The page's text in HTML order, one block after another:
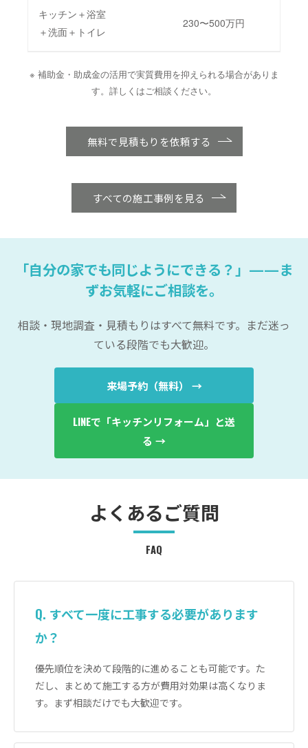
キッチン＋浴室
＋洗面＋トイレ
230〜500万円
※ 補助金・助成金の活用で実質費用を抑えられる場合がありま
す。詳しくはご相談ください。
無料で見積もりを依頼する
すべての施工事例を見る
「自分の家でも同じようにできる？」——ま
ずお気軽にご相談を。
相談・現地調査・見積もりはすべて無料です。まだ迷っ
ている段階でも大歓迎。
来場予約（無料） →
LINEで「キッチンリフォーム」と送
る →
よくあるご質問
FAQ
Q. すべて一度に工事する必要があります
か？
優先順位を決めて段階的に進めることも可能です。た
だし、まとめて施工する方が費用対効果は高くなりま
す。まず相談だけでも大歓迎です。